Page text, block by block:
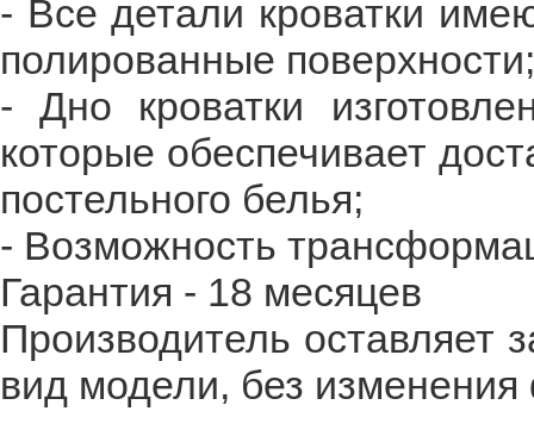
- Все детали кроватки
полированные поверхности;
- Дно кроватки
которые обеспечивает
постельного белья;
- Возможность
Гарантия - 18 месяцев
Производитель оставляет
вид модели, без